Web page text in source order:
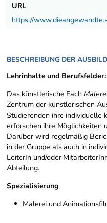
URL
https://
BESCHREIBUNG DER
Lehrinhalte und Berufsfelder:
Das künstlerische Fach
Zentrum der künstlerischen
Studierenden ihre individuelle
erforschen ihre Möglichkeiten
Darüber wird regelmäßig
in der Gruppe als auch in
LeiterIn und/oder
Abteilung.
Spezialisierung
Malerei und